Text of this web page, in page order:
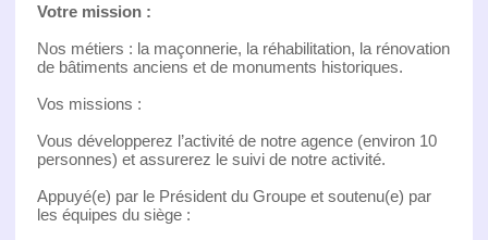
Votre mission :
Nos métiers : la maçonnerie, la réhabilitation, la rénovation
de bâtiments anciens et de monuments historiques.
Vos missions :
Vous développerez l’activité de notre agence (environ 10
personnes) et assurerez le suivi de notre activité.
Appuyé(e) par le Président du Groupe et soutenu(e) par
les équipes du siège :